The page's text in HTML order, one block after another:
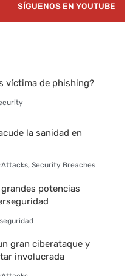
SÍGUENOS EN YOUTUBE
víctima de phishing?
la sanidad en
,Security Breaches
potencias
gran ciberataque y
involucrada